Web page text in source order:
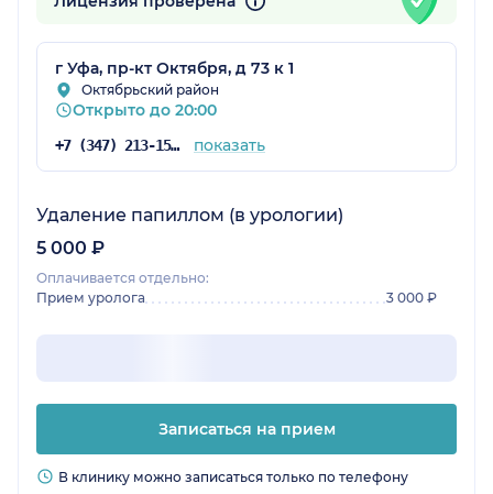
г Уфа, пр-кт Октября, д 73 к 1
Октябрьский район
Открыто до 20:00
+7 (347) 213-15-72 показать
Удаление папиллом (в урологии)
5 000 ₽
Оплачивается отдельно:
Прием уролога
3 000 ₽
Записаться на прием
В клинику можно записаться только по телефону